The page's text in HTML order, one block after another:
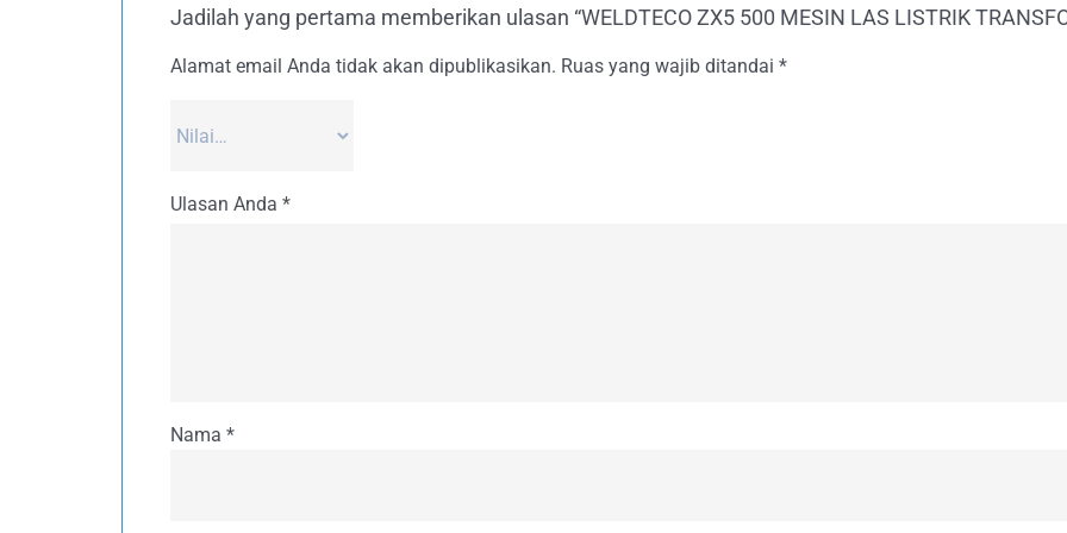
Jadilah yang pertama memberikan ulasan “WELDTECO ZX5 500 MESIN LAS LISTRIK
Alamat email Anda tidak akan dipublikasikan. Ruas yang wajib ditandai *
Ulasan Anda *
Nama *